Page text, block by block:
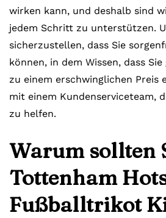
wirken kann, und deshalb sind
jedem Schritt zu unterstützen.
sicherzustellen, dass Sie
können, in dem Wissen, dass
zu einem erschwinglichen Preis
mit einem Kundenserviceteam,
zu helfen.
Warum sollten
Tottenham
Fußballtrikot